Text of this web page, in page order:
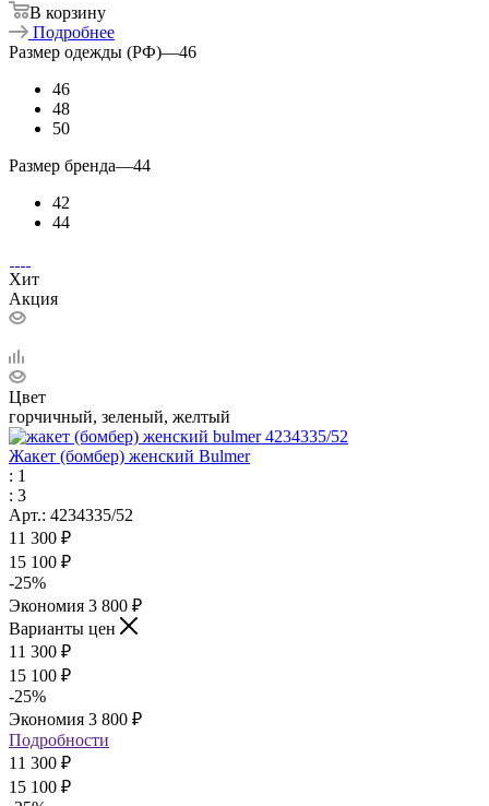
В корзину
Подробнее
Размер одежды (РФ)—46
46
48
50
Размер бренда—44
42
44
Хит
Акция
Цвет
горчичный, зеленый, желтый
Жакет (бомбер) женский Bulmer
: 1
: 3
Арт.: 4234335/52
11 300 ₽
15 100 ₽
-25%
Экономия 3 800 ₽
Варианты цен
11 300 ₽
15 100 ₽
-25%
Экономия 3 800 ₽
Подробности
11 300 ₽
15 100 ₽